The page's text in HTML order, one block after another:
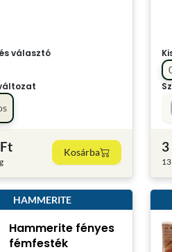
választó
Kosárba
HAMMERITE
Hammerite fényes
fémfesték